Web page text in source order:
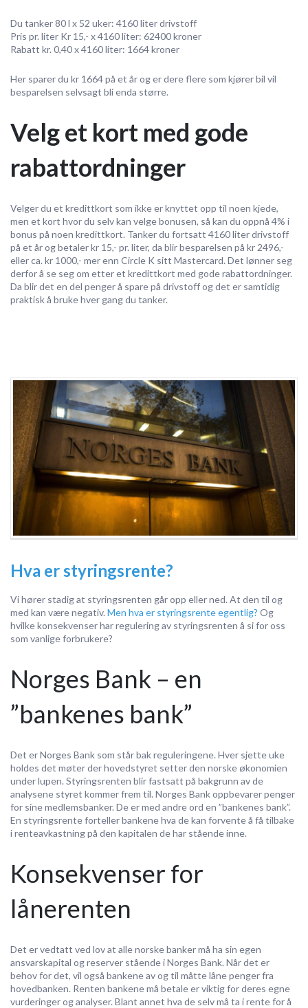
Du tanker 80 l x 52 uker: 4160 liter drivstoff
Pris pr. liter Kr 15,- x 4160 liter: 62400 kroner
Rabatt kr. 0,40 x 4160 liter: 1664 kroner
Her sparer du kr 1664 på et år og er dere flere som kjører bil vil
besparelsen selvsagt bli enda større.
Velg et kort med gode
rabattordninger
Velger du et kredittkort som ikke er knyttet opp til noen kjede,
men et kort hvor du selv kan velge bonusen, så kan du oppnå 4% i
bonus på noen kredittkort. Tanker du fortsatt 4160 liter drivstoff
på et år og betaler kr 15,- pr. liter, da blir besparelsen på kr 2496,-
eller ca. kr 1000,- mer enn Circle K sitt Mastercard. Det lønner seg
derfor å se seg om etter et kredittkort med gode rabattordninger.
Da blir det en del penger å spare på drivstoff og det er samtidig
praktisk å bruke hver gang du tanker.
Hva er styringsrente?
Vi hører stadig at styringsrenten går opp eller ned. At den til og
med kan være negativ. Men hva er styringsrente egentlig? Og
hvilke konsekvenser har regulering av styringsrenten å si for oss
som vanlige forbrukere?
Norges Bank – en
”bankenes bank”
Det er Norges Bank som står bak reguleringene. Hver sjette uke
holdes det møter der hovedstyret setter den norske økonomien
under lupen. Styringsrenten blir fastsatt på bakgrunn av de
analysene styret kommer frem til. Norges Bank oppbevarer penger
for sine medlemsbanker. De er med andre ord en ”bankenes bank”.
En styringsrente forteller bankene hva de kan forvente å få tilbake
i renteavkastning på den kapitalen de har stående inne.
Konsekvenser for
lånerenten
Det er vedtatt ved lov at alle norske banker må ha sin egen
ansvarskapital og reserver stående i Norges Bank. Når det er
behov for det, vil også bankene av og til måtte låne penger fra
hovedbanken. Renten bankene må betale er viktig for deres egne
vurderinger og analyser. Blant annet hva de selv må ta i rente for å